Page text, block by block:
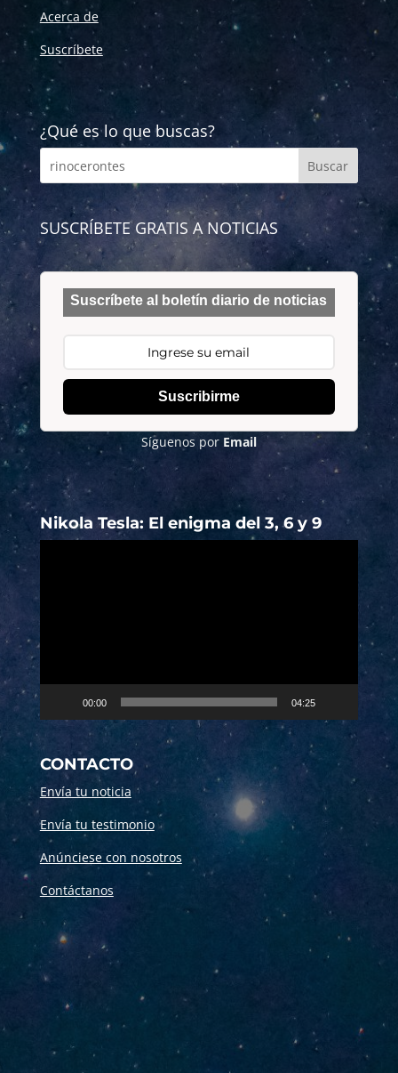
Acerca de
Suscríbete
¿Qué es lo que buscas?
SUSCRÍBETE GRATIS A NOTICIAS
Suscríbete al boletín diario de noticias
Suscribirme
Síguenos por Email
Nikola Tesla: El enigma del 3, 6 y 9
00:00 04:25
CONTACTO
Envía tu noticia
Envía tu testimonio
Anúnciese con nosotros
Contáctanos